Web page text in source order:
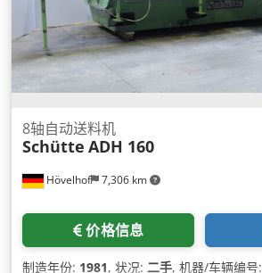
Hövelhof 7,306 km
8轴自动送料机
Schütte ADH 160
价格信息
制造年份: 1981, 状况: 二手, 机器/车辆编号: